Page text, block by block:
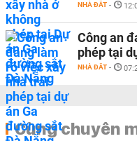
NHÀ ĐẤT -
Công an
phép tại
NHÀ ĐẤT -
Cùng chuyên